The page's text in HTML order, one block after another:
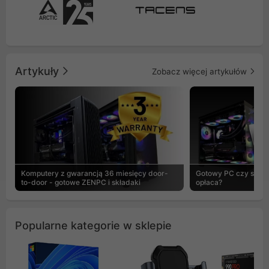
Artykuły Zobacz więcej artykułów
Komputery z gwarancją 36 miesięcy door-
to-door - gotowe ZENPC i składaki
Gotowy PC czy
opłaca?
Popularne kategorie w sklepie